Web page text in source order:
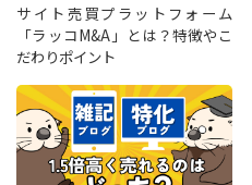
サイト売買プラットフォーム
「ラッコM&A」とは？特徴やこ
だわりポイント